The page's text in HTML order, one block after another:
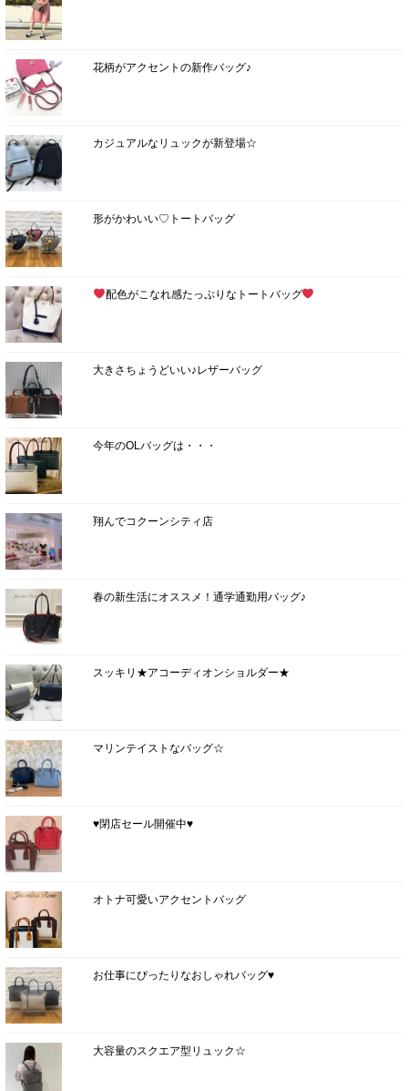
花柄がアクセントの新作バッグ♪
カジュアルなリュックが新登場☆
形がかわいい♡トートバッグ
配色がこなれ感たっぷりなトートバッグ
大きさちょうどいい♪レザーバッグ
今年のOLバッグは・・・
翔んでコクーンシティ店
春の新生活にオススメ！通学通勤用バッグ♪
スッキリ★アコーディオンショルダー★
マリンテイストなバッグ☆
♥閉店セール開催中♥
オトナ可愛いアクセントバッグ
お仕事にぴったりなおしゃれバッグ♥
大容量のスクエア型リュック☆